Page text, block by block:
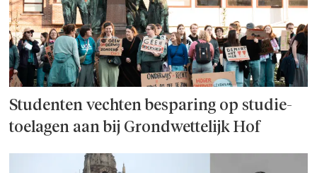
Studenten vechten besparing op studie­
toelagen aan bij Grondwettelijk Hof